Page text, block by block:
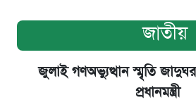
জাতীয়
জুলাই গণঅভ্যুত্থান স্মৃতি
প্রধানমন্ত্রী